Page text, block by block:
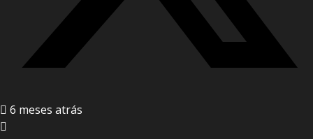
6 meses atrás